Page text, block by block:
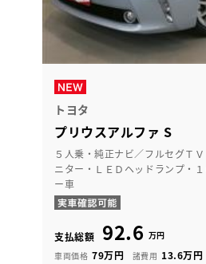
トヨタ
プリウスアルファ S
５人乗・純正ナビ／フルセグＴ
ニター・ＬＥＤヘッドランプ・
ー車
支払総額 92.6 万円
車両価格 79万円 諸費用 13.6万円